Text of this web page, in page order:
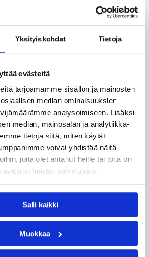
Yksityiskohdat Tietoja
evästeitä
tarjoamamme sisällön ja mainosten
median ominaisuuksien
analysoimiseen. Lisäksi
median, mainosalan ja analytiikka-
tietoja siitä, miten käytät
voivat yhdistää näitä
joita olet antanut heille tai joita on
heidän palvelujaan.
Salli kaikki
Muokkaa
A 20.04.2026 22:41
– Viikko 16
miesten I divisioona B:n suoraan
Miesten I divisioona A:ssa
Naisten I divisioonan finaalit
kun Espoo Basket Team II
lyövät yhteen.